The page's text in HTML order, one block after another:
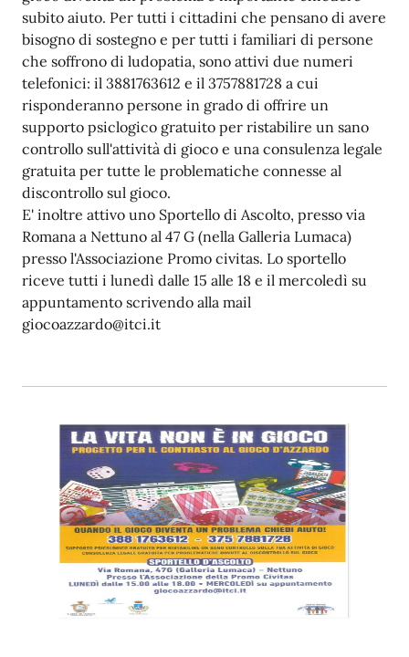
subito aiuto. Per tutti i cittadini che pensano di avere
bisogno di sostegno e per tutti i familiari di persone
che soffrono di ludopatia, sono attivi due numeri
telefonici: il 3881763612 e il 3757881728 a cui
risponderanno persone in grado di offrire un
supporto psiclogico gratuito per ristabilire un sano
controllo sull'attività di gioco e una consulenza legale
gratuita per tutte le problematiche connesse al
discontrollo sul gioco.
E' inoltre attivo uno Sportello di Ascolto, presso via
Romana a Nettuno al 47 G (nella Galleria Lumaca)
presso l'Associazione Promo civitas. Lo sportello
riceve tutti i lunedì dalle 15 alle 18 e il mercoledì su
appuntamento scrivendo alla mail
giocoazzardo@itci.it
Galleria di immagini